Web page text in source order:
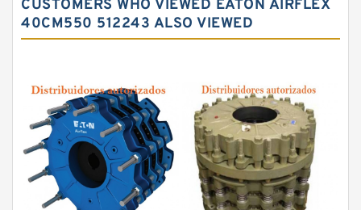
CUSTOMERS WHO VIEWED EATON AIRFLEX
40CM550 512243 ALSO VIEWED